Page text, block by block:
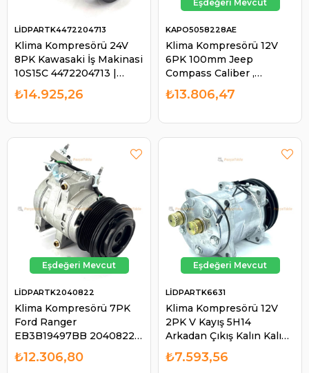
Klima Kompresörü 24V
8PK Kawasaki İş Makinasi
10S15C 4472204713 |
LİDPART K4472204713
LİDPARTK4472204713
₺14.925,26
Klima Kompresörü 12V
6PK 100mm Jeep
Compass Caliber ,
Compass , Patriot Dodge ,
Jeep | KAPO 5058228AE
KAPO5058228AE
₺13.806,47
Klima Kompresörü 7PK
Ford Ranger
EB3B19497BB 2040822 |
LİDPART K2040822
LİDPARTK2040822
₺12.306,80
Klima Kompresörü 12V
2PK V Kayış 5H14
Arkadan Çıkış Kalın Kalın
38926631 440038926631
| LİDPART K6631
LİDPARTK6631
₺7.593,56